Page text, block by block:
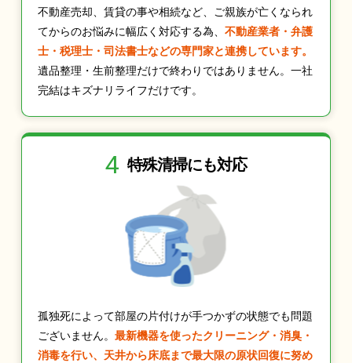
不動産売却、賃貸の事や相続など、ご親族が亡くなられ
てからのお悩みに幅広く対応する為、 不動産業者・弁護
士・税理士・司法書士などの専門家と連携しています。
遺品整理・生前整理だけで終わりではありません。一社
完結はキズナリライフだけです。
4 特殊清掃にも対応
孤独死によって部屋の片付けが手つかずの状態でも問題
ございません。 最新機器を使ったクリーニング・消臭・
消毒を行い、天井から床底まで最大限の原状回復に努め